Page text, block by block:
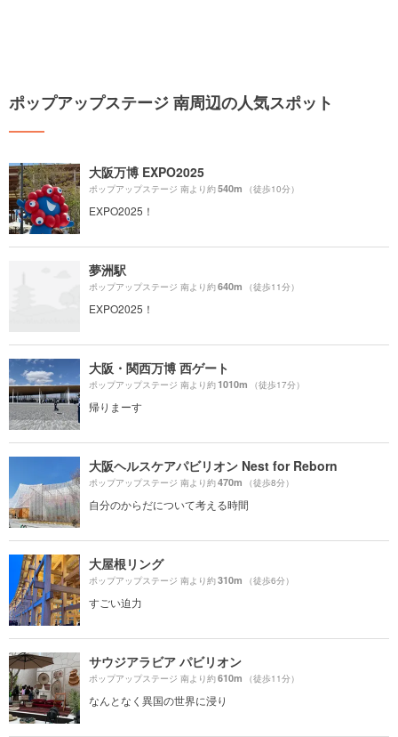
ポップアップステージ 南周辺の人気スポット
大阪万博 EXPO2025
ポップアップステージ 南より約540m （徒歩10分）
EXPO2025！
夢洲駅
ポップアップステージ 南より約640m （徒歩11分）
EXPO2025！
大阪・関西万博 西ゲート
ポップアップステージ 南より約1010m （徒歩17分）
帰りまーす
大阪ヘルスケアパビリオン Nest for Reborn
ポップアップステージ 南より約470m （徒歩8分）
自分のからだについて考える時間
大屋根リング
ポップアップステージ 南より約310m （徒歩6分）
すごい迫力
サウジアラビア パビリオン
ポップアップステージ 南より約610m （徒歩11分）
なんとなく異国の世界に浸り